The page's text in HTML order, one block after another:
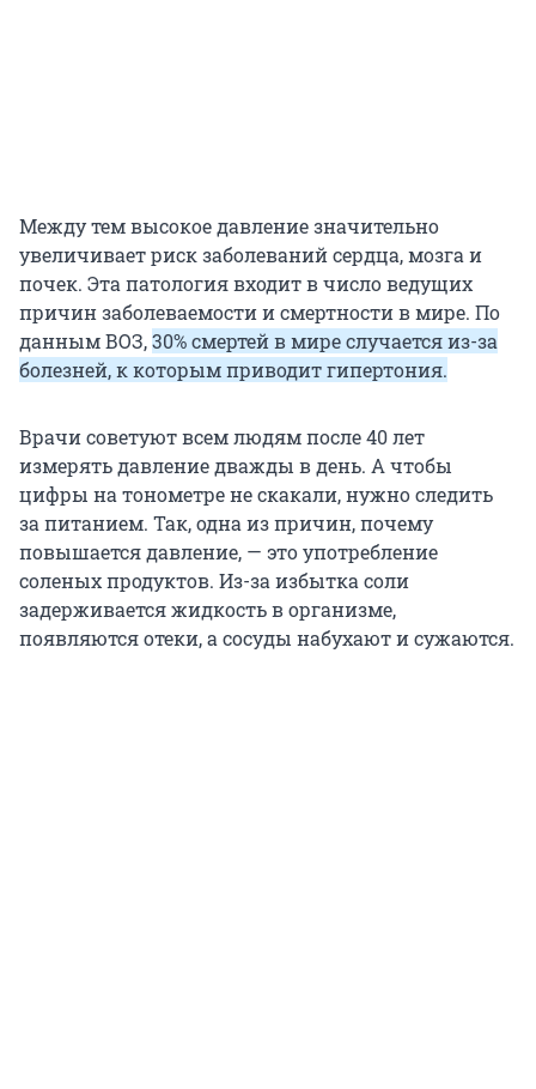
Между тем высокое давление значительно
увеличивает риск заболеваний сердца, мозга и
почек. Эта патология входит в число ведущих
причин заболеваемости и смертности в мире. По
данным ВОЗ,30% смертей в мире случается из-за
болезней, к которым приводит гипертония.
Врачи советуют всем людям после 40 лет
измерять давление дважды в день. А чтобы
цифры на тонометре не скакали, нужно следить
за питанием. Так, одна из причин, почему
повышается давление, — это употребление
соленых продуктов. Из-за избытка соли
задерживается жидкость в организме,
появляются отеки, а сосуды набухают и сужаются.